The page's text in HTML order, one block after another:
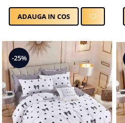
ADAUGA IN COS
-25%